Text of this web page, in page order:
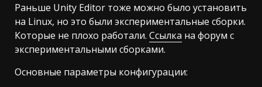
Раньше Unity Editor тоже можно было установить
на Linux, но это были экспериментальные сборки.
Которые не плохо работали. Ссылка на форум с
экспериментальными сборками.
Основные параметры конфигурации: